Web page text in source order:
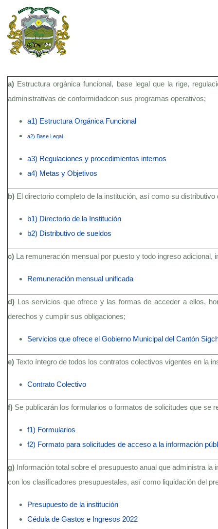
a) Estructura orgánica funcional, base legal que la rige,
administrativas de conformidadcon sus programas operativos;
a1) Estructura Orgánica Funcional
a2) Base Legal
a3) Regulaciones y procedimientos internos
a4) Metas y Objetivos
b) El directorio completo de la institución, así como su distributivo
b1) Directorio de la Institución
b2) Distributivo de sueldos
c) La remuneración mensual por puesto y todo ingreso
Remuneración mensual unificada
d) Los servicios que ofrece y las formas de acceder a ellos,
derechos y cumplir sus obligaciones;
Servicios que ofrece el Gobierno Municipal del Cantón
e) Texto íntegro de todos los contratos colectivos vigentes en la
Contrato Colectivo
f) Se publicarán los formularios o formatos de solicitudes que se
f1) Formularios
f2) Formato para solicitudes de acceso a la información
g) Información total sobre el presupuesto anual que administra
con los clasificadores presupuestales, así como liquidación del
Presupuesto de la institución
Cédula de Gastos e Ingresos 2022